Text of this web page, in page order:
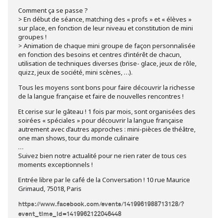
Comment ça se passe ?
> En début de séance, matching des « profs » et « élèves »
sur place, en fonction de leur niveau et constitution de mini
groupes !
> Animation de chaque mini groupe de façon personnalisée
en fonction des besoins et centres d’intérêt de chacun,
utilisation de techniques diverses (brise- glace, jeux de rôle,
quizz, jeux de société, mini scènes, …).
Tous les moyens sont bons pour faire découvrir la richesse
de la langue française et faire de nouvelles rencontres !
Et cerise sur le gâteau ! 1 fois par mois, sont organisées des
soirées « spéciales » pour découvrir la langue française
autrement avec d’autres approches : mini-pièces de théâtre,
one man shows, tour du monde culinaire
…
Suivez bien notre actualité pour ne rien rater de tous ces
moments exceptionnels !
Entrée libre par le café de la Conversation ! 10 rue Maurice
Grimaud, 75018, Paris
https://www.facebook.com/events/1419961988713128/?
event_time_id=1419962122046448